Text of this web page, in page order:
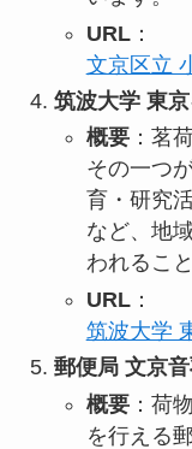
URL：
文京区立
筑波大学 東
概要：茗
その一つ
育・研究
など、地
われるこ
URL：
筑波大学
郵便局 文京
概要：荷
を行える